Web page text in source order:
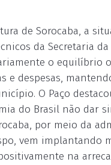
de Sorocaba, a
da Secretaria da
o equilíbrio
e despesas,
O Paço
do Brasil não dar
por meio da
vem implantando
na